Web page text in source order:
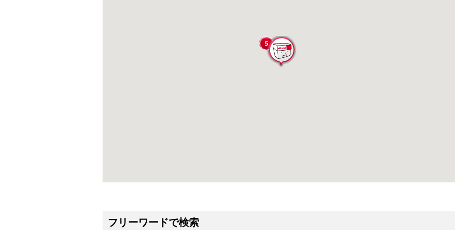
フリーワードで検索